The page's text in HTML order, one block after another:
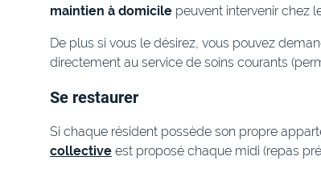
maintien à domicile peuvent intervenir chez
De plus si vous le désirez, vous pouvez
directement au service de soins courants
Se restaurer
Si chaque résident possède son propre
collective est proposé chaque midi (repas